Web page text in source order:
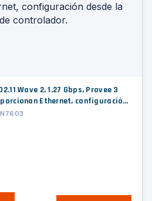
Wave 2, 1.27 Gbps, Provee 3
Ethernet, configuración
controlador.